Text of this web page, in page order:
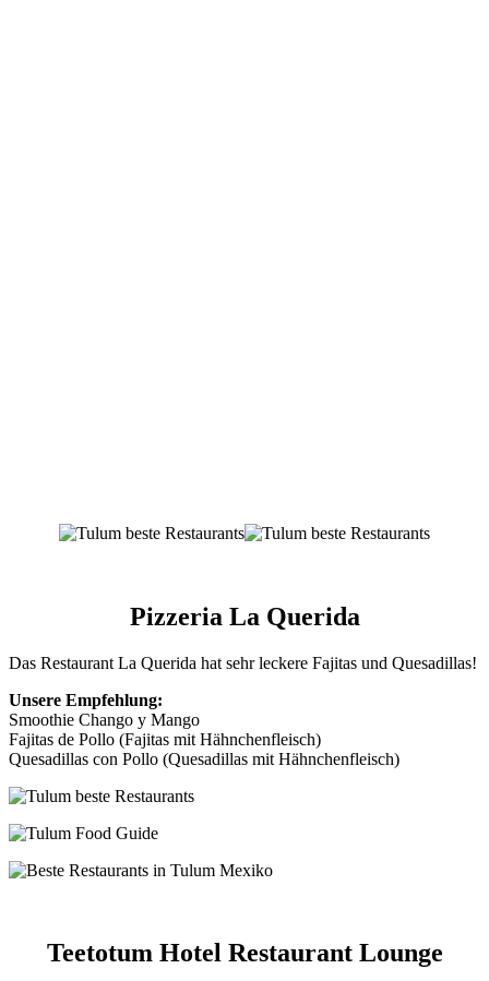
Pizzeria La Querida
Das Restaurant La Querida hat sehr leckere Fajitas und Quesadillas!
Unsere Empfehlung:
Smoothie Chango y Mango
Fajitas de Pollo (Fajitas mit Hähnchenfleisch)
Quesadillas con Pollo (Quesadillas mit Hähnchenfleisch)
Teetotum Hotel Restaurant Lounge